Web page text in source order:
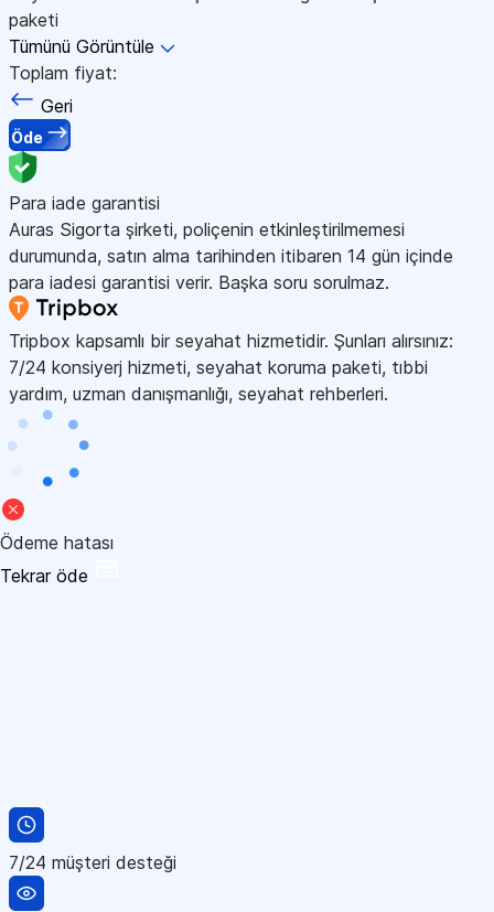
paketi
Tümünü Görüntüle
Toplam fiyat:
Geri
Öde
Para iade garantisi
Auras Sigorta şirketi, poliçenin etkinleştirilmemesi
durumunda, satın alma tarihinden itibaren 14 gün içinde
para iadesi garantisi verir. Başka soru sorulmaz.
Tripbox kapsamlı bir seyahat hizmetidir. Şunları alırsınız:
7/24 konsiyerj hizmeti, seyahat koruma paketi, tıbbi
yardım, uzman danışmanlığı, seyahat rehberleri.
Ödeme hatası
Tekrar öde
7/24 müşteri desteği